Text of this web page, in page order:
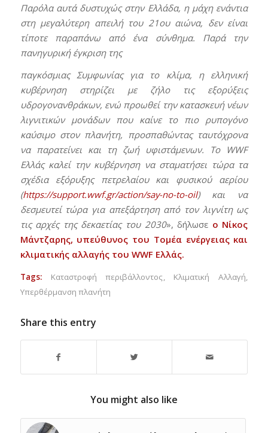
Παρόλα αυτά δυστυχώς στην Ελλάδα, η μάχη ενάντια
στη μεγαλύτερη απειλή του 21ου αιώνα, δεν είναι
τίποτε παραπάνω από ένα σύνθημα. Παρά την
πανηγυρική έγκριση της
παγκόσμιας Συμφωνίας για το κλίμα, η ελληνική
κυβέρνηση στηρίζει με ζήλο τις εξορύξεις
υδρογονανθράκων, ενώ προωθεί την κατασκευή νέων
λιγνιτικών μονάδων που καίνε το πιο ρυπογόνο
καύσιμο στον πλανήτη, προσπαθώντας ταυτόχρονα
να παρατείνει και τη ζωή υφιστάμενων. Το WWF
Ελλάς καλεί την κυβέρνηση να σταματήσει τώρα τα
σχέδια εξόρυξης πετρελαίου και φυσικού αερίου
(https://support.wwf.gr/action/say-no-to-oil) και να
δεσμευτεί τώρα για απεξάρτηση από τον λιγνίτη ως
τις αρχές της δεκαετίας του 2030», δήλωσε ο Νίκος
Μάντζαρης, υπεύθυνος του Τομέα ενέργειας και
κλιματικής αλλαγής του WWF Ελλάς.
Tags: Καταστροφή περιβάλλοντος, Κλιματική Αλλαγή,
Υπερθέρμανση πλανήτη
Share this entry
You might also like